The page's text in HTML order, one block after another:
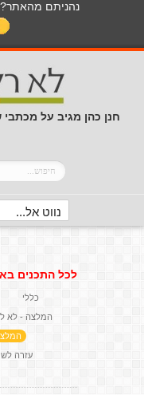
נהניתם
חנן כהן מגיב על מכתבי
לכל התכנים
כללי
המלצה - לא
עזרה